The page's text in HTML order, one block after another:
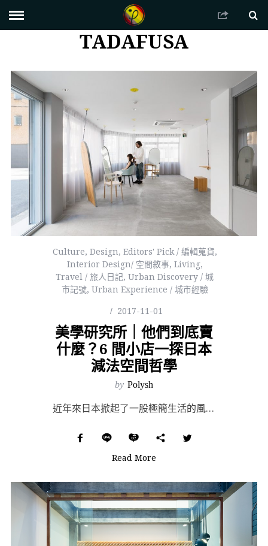
TADAFUSA
Culture, Design, Editors' Pick / 編輯蒐貨,
Interior Design/ 空間敘事, Living,
Travel / 旅人日記,Urban Discovery / 城
市記號, Urban Experience / 城市經驗
2017-11-01
美學研究所｜他們到底賣
什麼？6 間小店一探日本
減法空間哲學
by Polysh
近年來日本掀起了一股極簡生活的風潮，「生活」這件事對於信奉這態度的人們而言，並不是從物件堆疊而起中找...
Read More